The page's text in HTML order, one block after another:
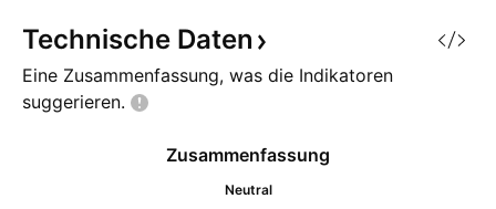
Technische Daten
Eine Zusammenfassung, was die Indikatoren
suggerieren.
Zusammenfassung
Neutral